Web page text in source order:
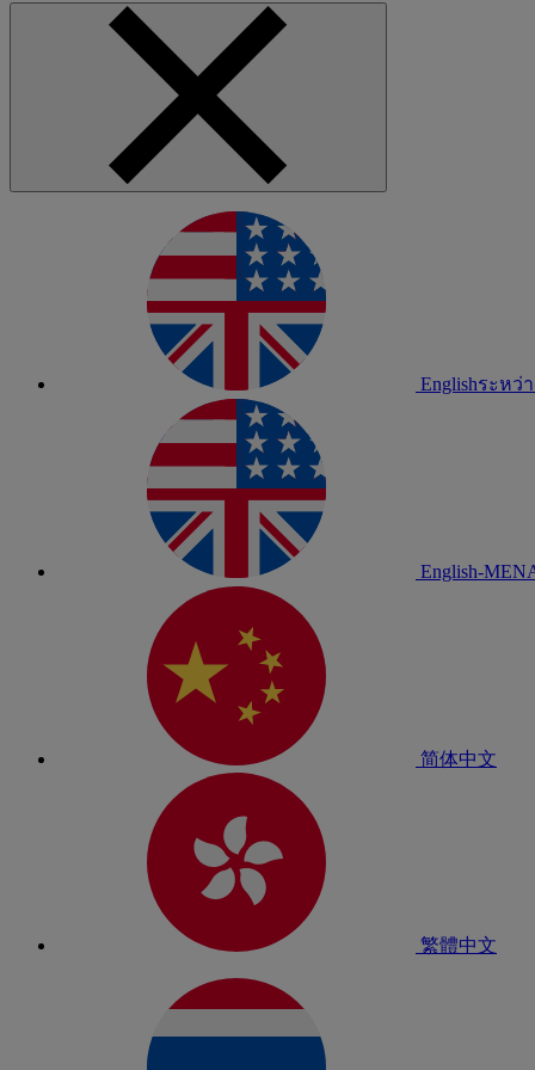
Englishระหว่
English-
简体中文
繁體中文